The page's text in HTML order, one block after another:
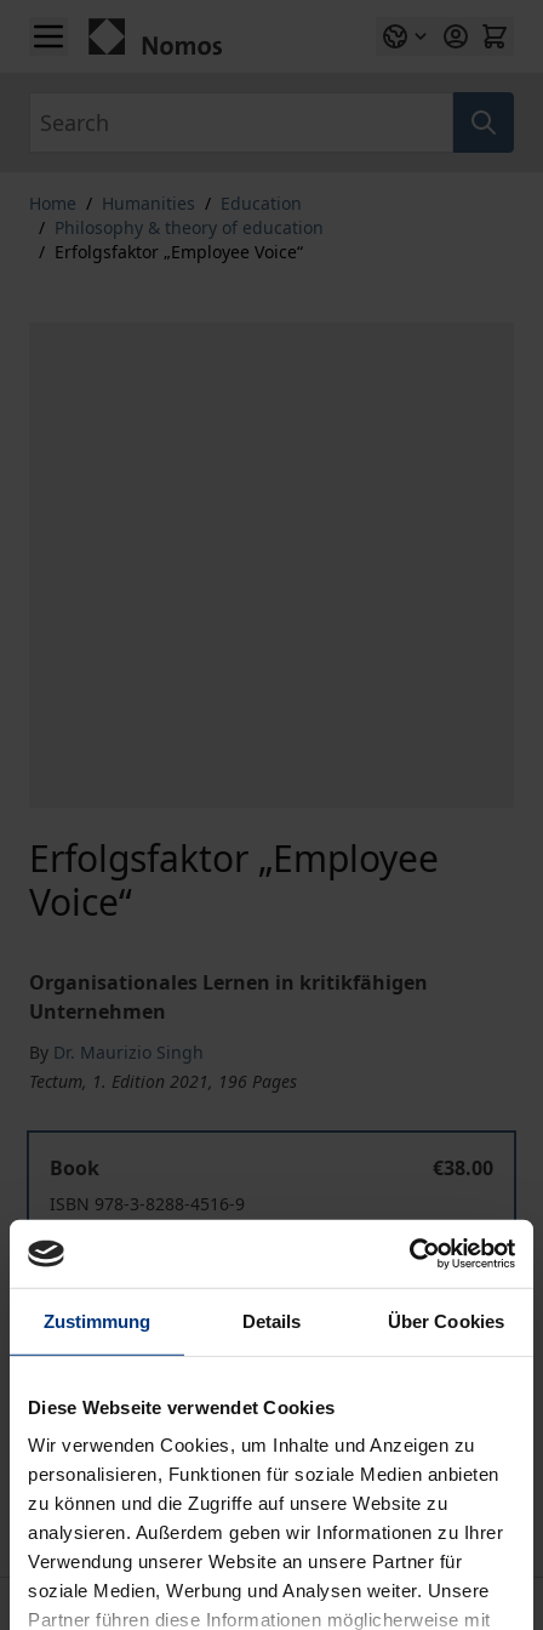
Zustimmung Details Über Cookies
Diese Webseite verwendet Cookies
Wir verwenden Cookies, um Inhalte und Anzeigen zu
personalisieren, Funktionen für soziale Medien anbieten
zu können und die Zugriffe auf unsere Website zu
analysieren. Außerdem geben wir Informationen zu Ihrer
Verwendung unserer Website an unsere Partner für
soziale Medien, Werbung und Analysen weiter. Unsere
Partner führen diese Informationen möglicherweise mit
Skip to Content
Home / Humanities / Education
/ Philosophy & theory of education
/ Erfolgsfaktor „Employee Voice“
Erfolgsfaktor „Employee
Voice“
Organisationales Lernen in kritikfähigen
Unternehmen
By Dr. Maurizio Singh
Tectum, 1. Edition 2021, 196 Pages
Book
€38.00
ISBN 978-3-8288-4516-9
Available
Prices include VAT. Depending on the delivery address, VAT
Add to Cart
Add to Wish List
Delivery cost notice
Description